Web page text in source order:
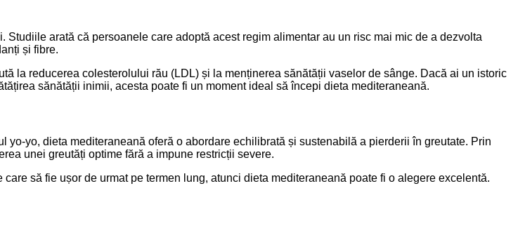
arată că persoanele care adoptă acest regim alimentar au un risc mai mic de a dezvolta
și fibre.
la reducerea colesterolului rău (LDL) și la menținerea sănătății vaselor de sânge. Dacă ai un istoric
sănătății inimii, acesta poate fi un moment ideal să începi dieta mediteraneană.
yo, dieta mediteraneană oferă o abordare echilibrată și sustenabilă a pierderii în greutate. Prin
unei greutăți optime fără a impune restricții severe.
să fie ușor de urmat pe termen lung, atunci dieta mediteraneană poate fi o alegere excelentă.